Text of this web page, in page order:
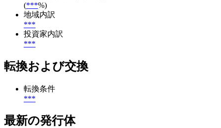
(***%)
地域内訳
***
投資家内訳
***
転換および交換
転換条件
***
最新の発行体